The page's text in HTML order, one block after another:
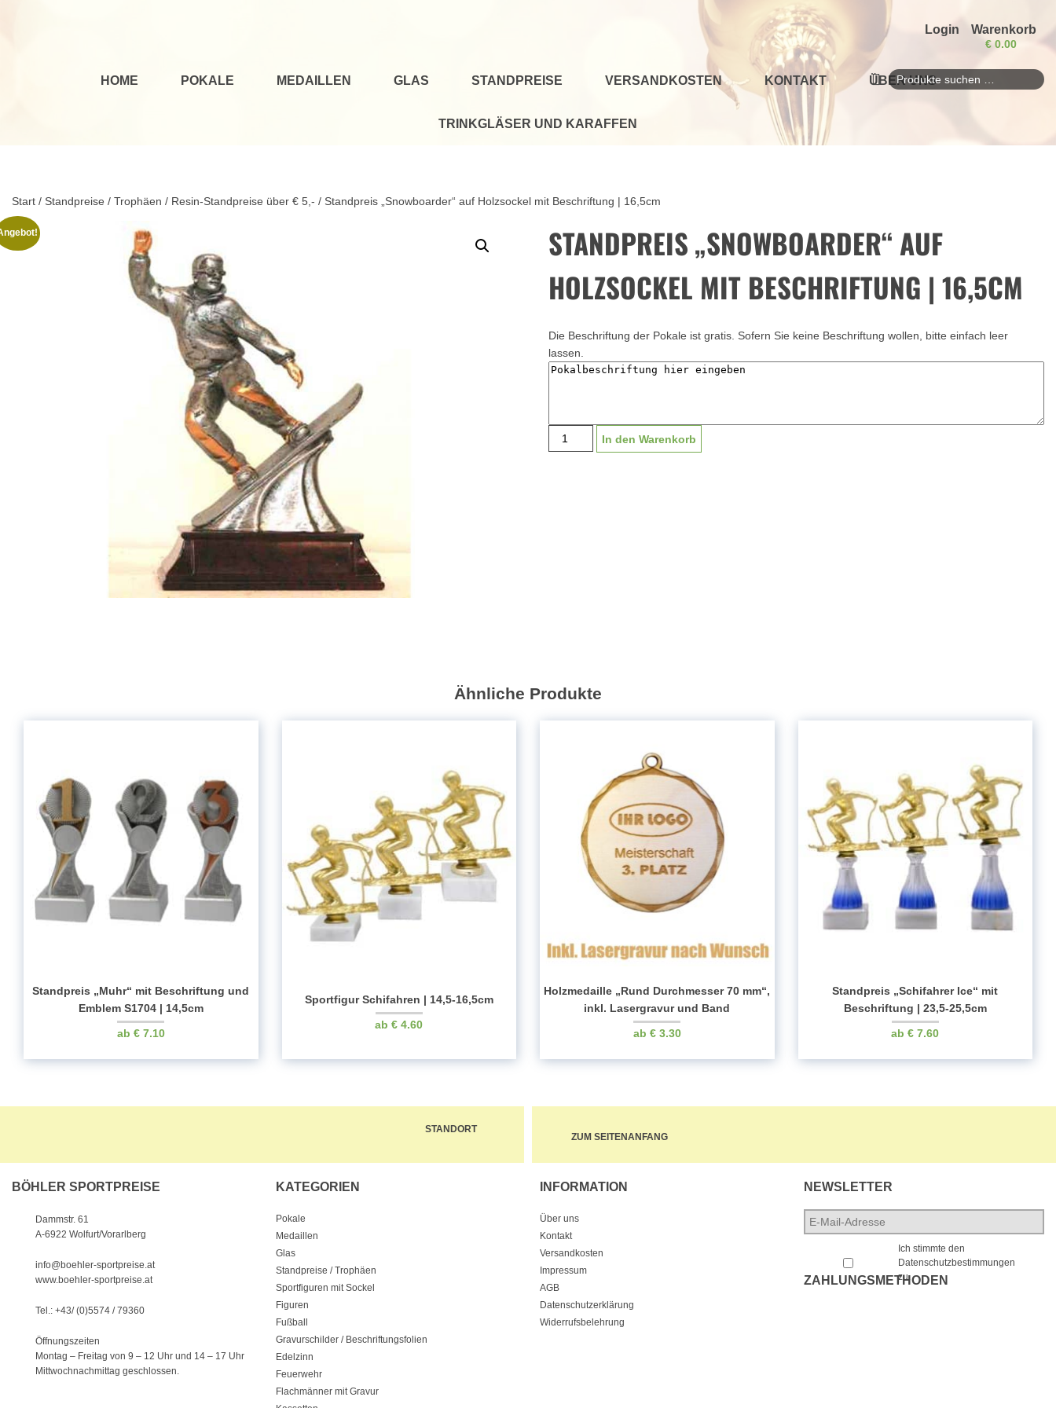
Login Warenkorb
€ 0.00
HOME POKALE MEDAILLEN GLAS STANDPREISE VERSANDKOSTEN KONTAKT ÜBER UNS
TRINKGLÄSER UND KARAFFEN
Suchen
Start / Standpreise / Trophäen / Resin-Standpreise über € 5,- / Standpreis „Snowboarder“ auf Holzsockel mit Beschriftung | 16,5cm
STANDPREIS „SNOWBOARDER“ AUF
HOLZSOCKEL MIT BESCHRIFTUNG | 16,5CM
Die Beschriftung der Pokale ist gratis. Sofern Sie keine Beschriftung wollen, bitte einfach leer
lassen.
Standpreis
"Snowboarder"
In den Warenkorb
Ähnliche Produkte
Standpreis „Muhr“ mit Beschriftung und
Emblem S1704 | 14,5cm
€7.10
Sportfigur Schifahren | 14,5-16,5cm
€ 4.60
Holzmedaille „Rund Durchmesser 70 mm“,
inkl. Lasergravur und Band
€3.30
Standpreis „Schifahrer Ice“ mit
Beschriftung | 23,5-25,5cm
€ 7.60
STANDORT
ZUM SEITENANFANG
BÖHLER SPORTPREISE
Dammstr. 61
A-6922 Wolfurt/Vorarlberg
info@boehler-sportpreise.at
www.boehler-sportpreise.at
Tel.: +43/ (0)5574 / 79360
Öffnungszeiten
Montag – Freitag von 9 – 12 Uhr und 14 – 17 Uhr
Mittwochnachmittag geschlossen.
KATEGORIEN
Pokale
Medaillen
Glas
Standpreise / Trophäen
Sportfiguren mit Sockel
Figuren
Fußball
Gravurschilder / Beschriftungsfolien
Edelzinn
Feuerwehr
Flachmänner mit Gravur
INFORMATION
Über uns
Kontakt
Versandkosten
Impressum
AGB
Datenschutzerklärung
Widerrufsbelehrung
NEWSLETTER
E-
Mail-
Ich stimmte den
Datenschutzbestimmungen
zu.
ZAHLUNGSMETHODEN